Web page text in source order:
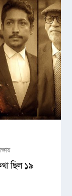
ছিল ১৯